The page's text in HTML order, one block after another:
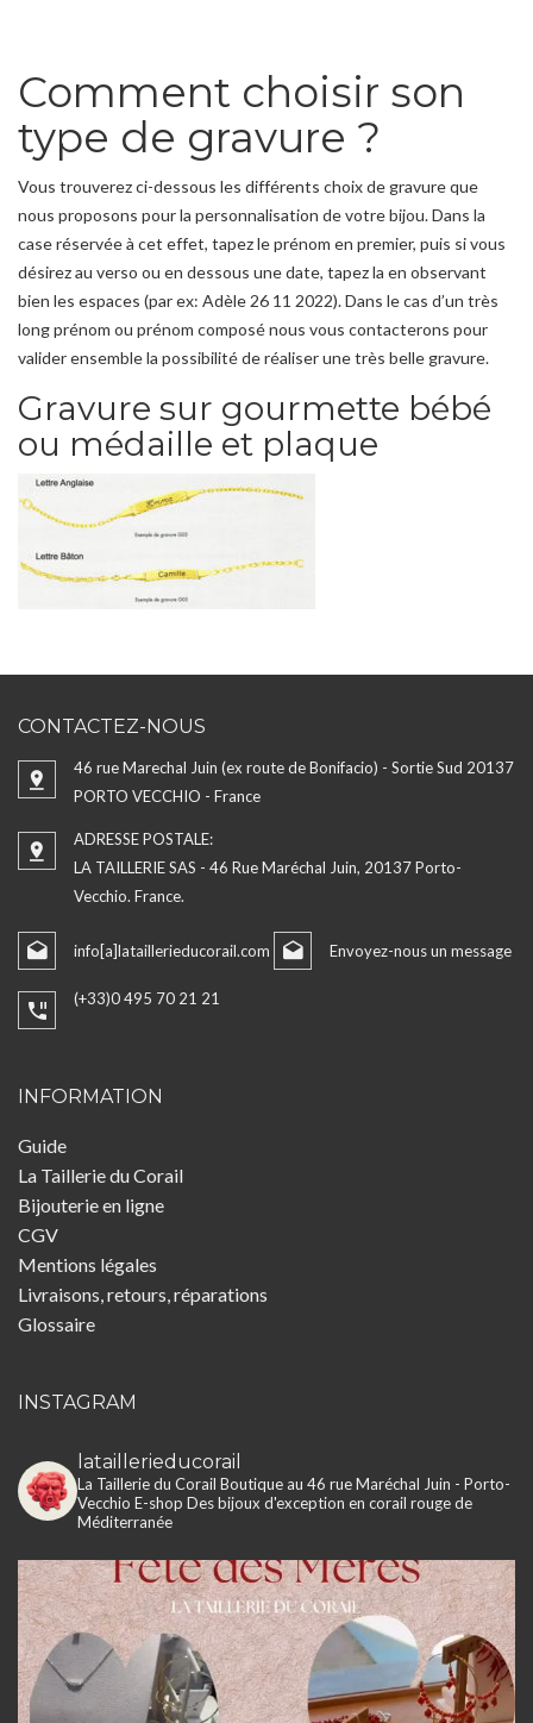
Comment choisir son
type de gravure ?
Vous trouverez ci-dessous les différents choix de gravure que
nous proposons pour la personnalisation de votre bijou. Dans la
case réservée à cet effet, tapez le prénom en premier, puis si vous
désirez au verso ou en dessous une date, tapez la en observant
bien les espaces (par ex: Adèle 26 11 2022). Dans le cas d’un très
long prénom ou prénom composé nous vous contacterons pour
valider ensemble la possibilité de réaliser une très belle gravure.
Gravure sur gourmette bébé
ou médaille et plaque
CONTACTEZ-NOUS
46 rue Marechal Juin (ex route de Bonifacio) - Sortie Sud 20137
PORTO VECCHIO - France
ADRESSE POSTALE:
LA TAILLERIE SAS - 46 Rue Maréchal Juin, 20137 Porto-
Vecchio. France.
info[a]lataillerieducorail.com Envoyez-nous un message
(+33)0 495 70 21 21
INFORMATION
Guide
La Taillerie du Corail
Bijouterie en ligne
CGV
Mentions légales
Livraisons, retours, réparations
Glossaire
INSTAGRAM
lataillerieducorail
La Taillerie du Corail Boutique au 46 rue Maréchal Juin - Porto-
Vecchio E-shop Des bijoux d'exception en corail rouge de
Méditerranée